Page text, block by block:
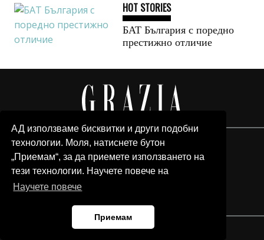
АД използваме бисквитки и други подобни
технологии. Моля, натиснете бутон
„Приемам“, за да приемете използването на
тези технологии. Научете повече на
Научете повече
Приемам
HOT STORIES
БАТ България с поредно
престижно отличие